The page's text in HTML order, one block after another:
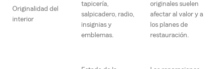
Originalidad del
interior
tapicería,
salpicadero, radio,
insignias y
emblemas.
originales suelen
afectar al valor y a
los planes de
restauración.